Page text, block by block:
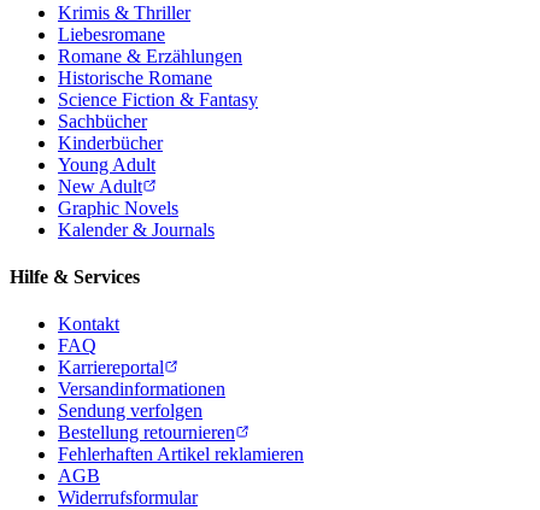
Krimis & Thriller
Liebesromane
Romane & Erzählungen
Historische Romane
Science Fiction & Fantasy
Sachbücher
Kinderbücher
Young Adult
New Adult
Graphic Novels
Kalender & Journals
Hilfe & Services
Kontakt
FAQ
Karriereportal
Versandinformationen
Sendung verfolgen
Bestellung retournieren
Fehlerhaften Artikel reklamieren
AGB
Widerrufsformular